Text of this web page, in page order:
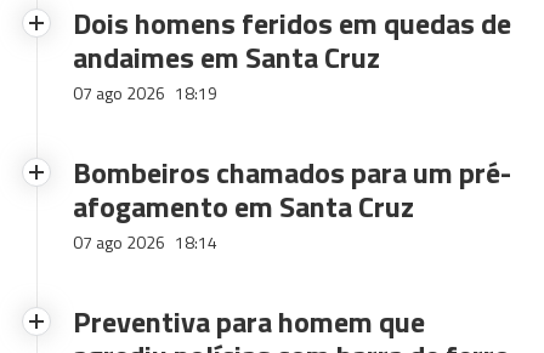
Dois homens feridos em quedas de
andaimes em Santa Cruz
07 ago 2026 18:19
Bombeiros chamados para um pré-
afogamento em Santa Cruz
07 ago 2026 18:14
Preventiva para homem que